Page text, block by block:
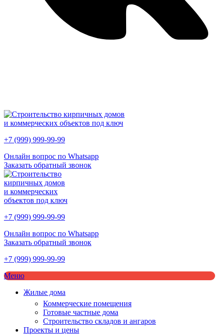
+7 (999) 999-99-99
Онлайн вопрос по Whatsapp
Заказать обратный звонок
+7 (999) 999-99-99
Онлайн вопрос по Whatsapp
Заказать обратный звонок
+7 (999) 999-99-99
Меню
Жилые дома
Коммерческие помещения
Готовые частные дома
Строительство складов и ангаров
Проекты и цены